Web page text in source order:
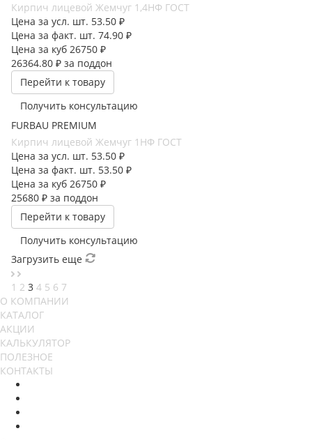
Кирпич лицевой Жемчуг 1,4НФ ГОСТ
Цена за усл. шт. 53.50 ₽
Цена за факт. шт. 74.90 ₽
Цена за куб 26750 ₽
26364.80 ₽ за поддон
Перейти к товару
Получить консультацию
FURBAU PREMIUM
Кирпич лицевой Жемчуг 1НФ ГОСТ
Цена за усл. шт. 53.50 ₽
Цена за факт. шт. 53.50 ₽
Цена за куб 26750 ₽
25680 ₽ за поддон
Перейти к товару
Получить консультацию
Загрузить еще
1 2 3 4 5 6 7
О КОМПАНИИ
КАТАЛОГ
АКЦИИ
КАЛЬКУЛЯТОР
ПОЛЕЗНОЕ
КОНТАКТЫ